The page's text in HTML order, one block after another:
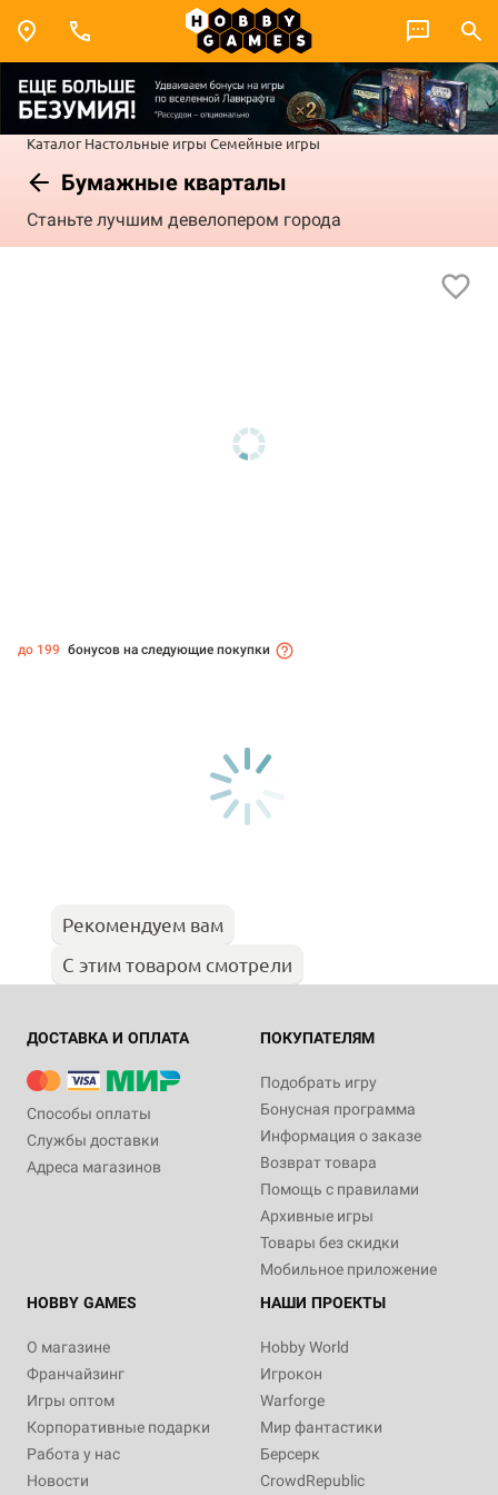
Каталог Настольные игры Семейные игры
Бумажные кварталы
Станьте лучшим девелопером города
до 199 бонусов на следующие покупки
Рекомендуем вам
С этим товаром смотрели
ДОСТАВКА И ОПЛАТА
Способы оплаты
Службы доставки
Адреса магазинов
ПОКУПАТЕЛЯМ
Подобрать игру
Бонусная программа
Информация о заказе
Возврат товара
Помощь с правилами
Архивные игры
Товары без скидки
Мобильное приложение
HOBBY GAMES
О магазине
Франчайзинг
Игры оптом
Корпоративные подарки
Работа у нас
Новости
НАШИ ПРОЕКТЫ
Hobby World
Игрокон
Warforge
Мир фантастики
Берсерк
CrowdRepublic